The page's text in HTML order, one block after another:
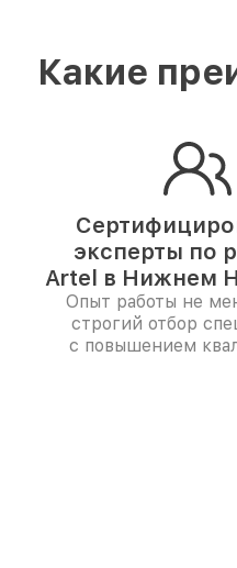
Какие
эксперты по
Artel в Нижнем
Опыт работы не
строгий отбор
с повышением